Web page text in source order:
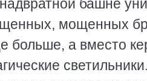
башне
мощенных
больше, а вместо